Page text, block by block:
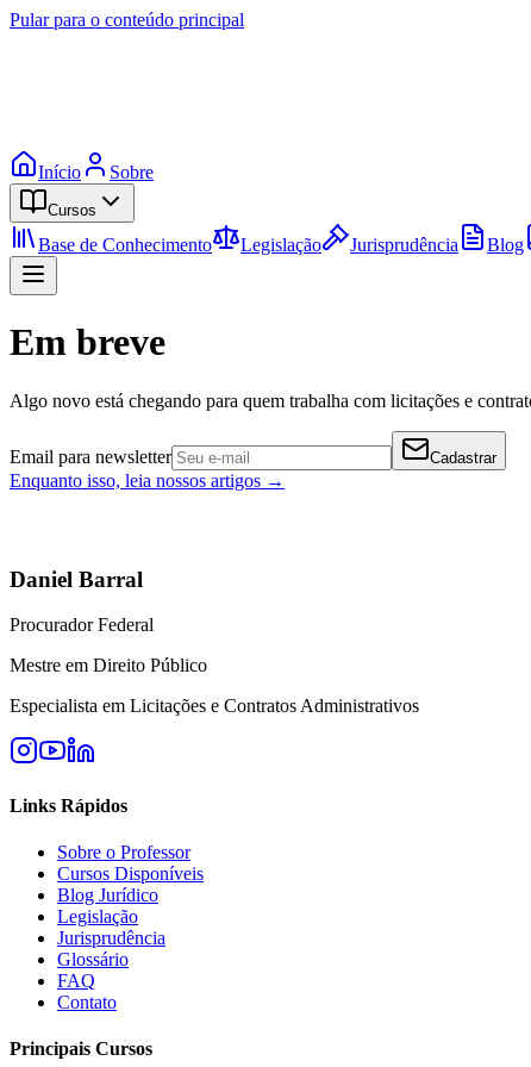
Pular para o conteúdo principal
Início Sobre
Cursos
Base de Conhecimento Legislação Jurisprudência Blog
Em breve
Algo novo está chegando para quem trabalha com licitações e
Email para newsletter Cadastrar
Enquanto isso, leia nossos artigos →
Daniel Barral
Procurador Federal
Mestre em Direito Público
Especialista em Licitações e Contratos Administrativos
Links Rápidos
Sobre o Professor
Cursos Disponíveis
Blog Jurídico
Legislação
Jurisprudência
Glossário
FAQ
Contato
Principais Cursos